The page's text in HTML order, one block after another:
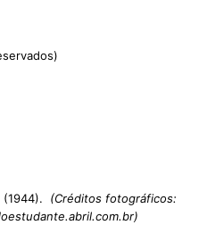
(1944). (Créditos fotográficos: